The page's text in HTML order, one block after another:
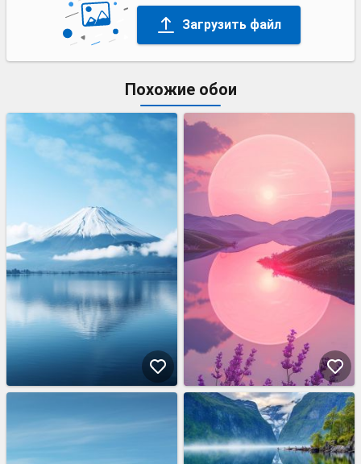
Загрузить файл
Похожие обои